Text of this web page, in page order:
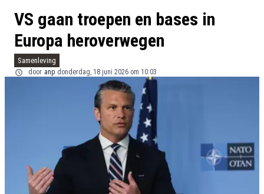
VS gaan troepen en bases in
Europa heroverwegen
Samenleving
door anp donderdag, 18 juni 2026 om 10:03